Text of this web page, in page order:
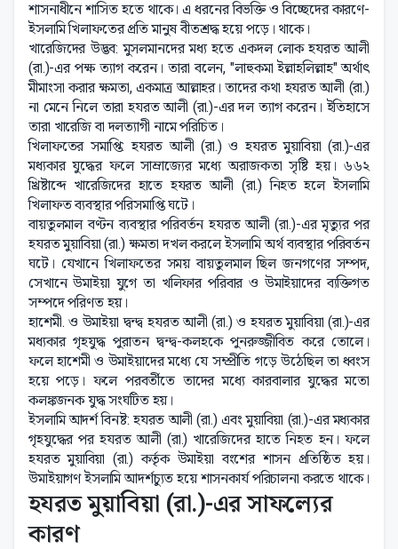
শাসনাধীনে শাসিত হতে থাকে। এ ধরনের বিভক্তি ও বিচ্ছেদের কারণে-
ইসলামি খিলাফতের প্রতি মানুষ বীতশ্রদ্ধ হয়ে পড়ে। থাকে।
খারেজিদের উদ্ভব: মুসলমানদের মধ্য হতে একদল লোক হযরত আলী
(রা.)-এর পক্ষ ত্যাগ করেন। তারা বলেন, "লাহুকমা ইল্লাহলিল্লাহ" অর্থাৎ
মীমাংসা করার ক্ষমতা, একমাত্র আল্লাহর। তাদের কথা হযরত আলী (রা.)
না মেনে নিলে তারা হযরত আলী (রা.)-এর দল ত্যাগ করেন। ইতিহাসে
তারা খারেজি বা দলত্যাগী নামে পরিচিত।
খিলাফতের সমাপ্তি: হযরত আলী (রা.) ও হযরত মুয়াবিয়া (রা.)-এর
মধ্যকার যুদ্ধের ফলে সাম্রাজ্যের মধ্যে অরাজকতা সৃষ্টি হয়। ৬৬২
খ্রিষ্টাব্দে খারেজিদের হাতে হযরত আলী (রা.) নিহত হলে ইসলামি
খিলাফত ব্যবস্থার পরিসমাপ্তি ঘটে।
বায়তুলমাল বণ্টন ব্যবস্থার পরিবর্তন হযরত আলী (রা.)-এর মৃত্যুর পর
হযরত মুয়াবিয়া (রা.) ক্ষমতা দখল করলে ইসলামি অর্থ ব্যবস্থার পরিবর্তন
ঘটে। যেখানে খিলাফতের সময় বায়তুলমাল ছিল জনগণের সম্পদ,
সেখানে উমাইয়া যুগে তা খলিফার পরিবার ও উমাইয়াদের ব্যক্তিগত
সম্পদে পরিণত হয়।
হাশেমী. ও উমাইয়া দ্বন্দ্ব হযরত আলী (রা.) ও হযরত মুয়াবিয়া (রা.)-এর
মধ্যকার গৃহযুদ্ধ পুরাতন দ্বন্দ্ব-কলহকে পুনরুজ্জীবিত করে তোলে।
ফলে হাশেমী ও উমাইয়াদের মধ্যে যে সম্প্রীতি গড়ে উঠেছিল তা ধ্বংস
হয়ে পড়ে। ফলে পরবর্তীতে তাদের মধ্যে কারবালার যুদ্ধের মতো
কলঙ্কজনক যুদ্ধ সংঘটিত হয়।
ইসলামি আদর্শ বিনষ্ট: হযরত আলী (রা.) এবং মুয়াবিয়া (রা.)-এর মধ্যকার
গৃহযুদ্ধের পর হযরত আলী (রা.) খারেজিদের হাতে নিহত হন। ফলে
হযরত মুয়াবিয়া (রা.) কর্তৃক উমাইয়া বংশের শাসন প্রতিষ্ঠিত হয়।
উমাইয়াগণ ইসলামি আদর্শচ্যুত হয়ে শাসনকার্য পরিচালনা করতে থাকে।
হযরত মুয়াবিয়া (রা.)-এর সাফল্যের
কারণ